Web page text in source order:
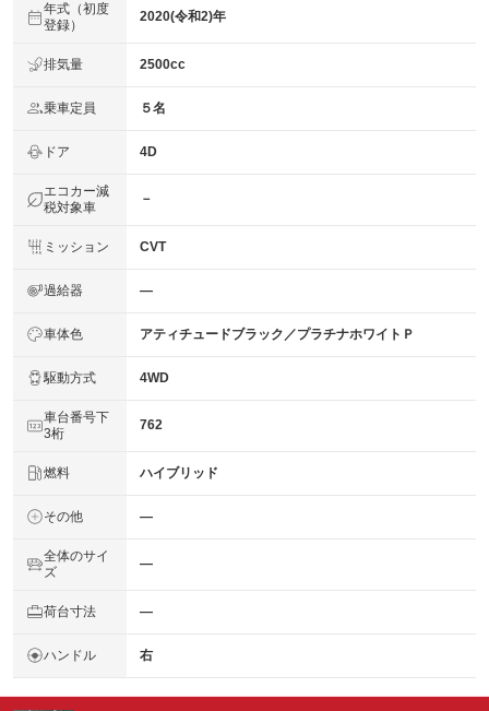
年式（初度
登録）
2020(令和2)年
排気量 2500cc
乗車定員 ５名
ドア 4D
エコカー減
税対象車
－
ミッション CVT
過給器 ―
車体色 アティチュードブラック／プラチナホワイトＰ
駆動方式 4WD
車台番号下
3桁
762
燃料 ハイブリッド
その他 ―
全体のサイ
ズ
―
荷台寸法 ―
ハンドル 右